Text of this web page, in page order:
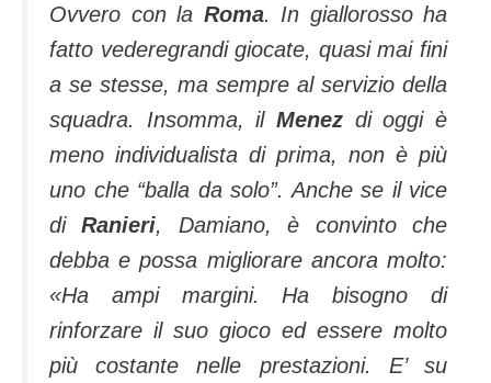
Ovvero con la Roma. In giallorosso ha
fatto vederegrandi giocate, quasi mai fini
a se stesse, ma sempre al servizio della
squadra. Insomma, il Menez di oggi è
meno individualista di prima, non è più
uno che “balla da solo”. Anche se il vice
diRanieri, Damiano, è convinto che
debba e possa migliorare ancora molto:
«Ha ampi margini. Ha bisogno di
rinforzare il suo gioco ed essere molto
più costante nelle prestazioni. E’ su